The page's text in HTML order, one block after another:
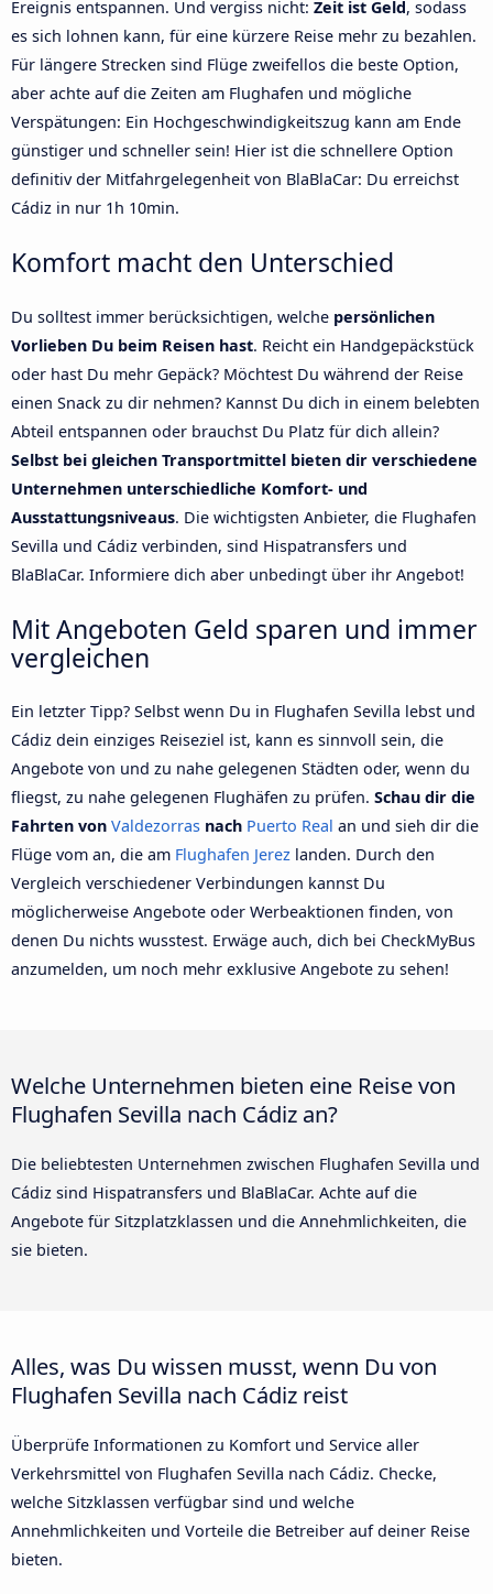
Ereignis entspannen. Und vergiss nicht: Zeit ist Geld, sodass
es sich lohnen kann, für eine kürzere Reise mehr zu bezahlen.
Für längere Strecken sind Flüge zweifellos die beste Option,
aber achte auf die Zeiten am Flughafen und mögliche
Verspätungen: Ein Hochgeschwindigkeitszug kann am Ende
günstiger und schneller sein! Hier ist die schnellere Option
definitiv der Mitfahrgelegenheit von BlaBlaCar: Du erreichst
Cádiz in nur 1h 10min.
Komfort macht den Unterschied
Du solltest immer berücksichtigen, welche persönlichen
Vorlieben Du beim Reisen hast. Reicht ein Handgepäckstück
oder hast Du mehr Gepäck? Möchtest Du während der Reise
einen Snack zu dir nehmen? Kannst Du dich in einem belebten
Abteil entspannen oder brauchst Du Platz für dich allein?
Selbst bei gleichen Transportmittel bieten dir verschiedene
Unternehmen unterschiedliche Komfort- und
Ausstattungsniveaus. Die wichtigsten Anbieter, die Flughafen
Sevilla und Cádiz verbinden, sind Hispatransfers und
BlaBlaCar. Informiere dich aber unbedingt über ihr Angebot!
Mit Angeboten Geld sparen und immer
vergleichen
Ein letzter Tipp? Selbst wenn Du in Flughafen Sevilla lebst und
Cádiz dein einziges Reiseziel ist, kann es sinnvoll sein, die
Angebote von und zu nahe gelegenen Städten oder, wenn du
fliegst, zu nahe gelegenen Flughäfen zu prüfen. Schau dir die
Fahrten von Valdezorras nach Puerto Real an und sieh dir die
Flüge vom an, die am Flughafen Jerez landen. Durch den
Vergleich verschiedener Verbindungen kannst Du
möglicherweise Angebote oder Werbeaktionen finden, von
denen Du nichts wusstest. Erwäge auch, dich bei CheckMyBus
anzumelden, um noch mehr exklusive Angebote zu sehen!
Welche Unternehmen bieten eine Reise von
Flughafen Sevilla nach Cádiz an?
Die beliebtesten Unternehmen zwischen Flughafen Sevilla und
Cádiz sind Hispatransfers und BlaBlaCar. Achte auf die
Angebote für Sitzplatzklassen und die Annehmlichkeiten, die
sie bieten.
Alles, was Du wissen musst, wenn Du von
Flughafen Sevilla nach Cádiz reist
Überprüfe Informationen zu Komfort und Service aller
Verkehrsmittel von Flughafen Sevilla nach Cádiz. Checke,
welche Sitzklassen verfügbar sind und welche
Annehmlichkeiten und Vorteile die Betreiber auf deiner Reise
bieten.